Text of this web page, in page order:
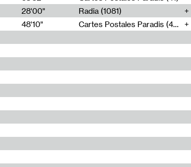
28'00"
Radia (1081)
48'10" Cartes Postales Paradis (40)